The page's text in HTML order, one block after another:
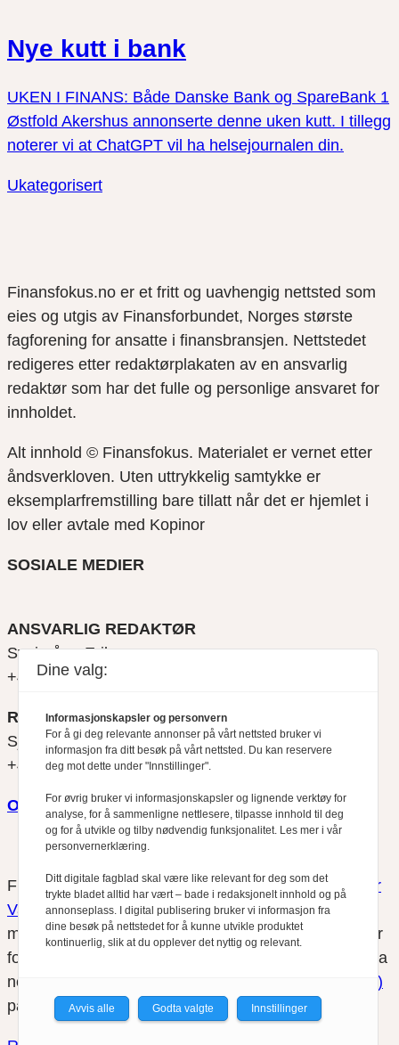
Nye kutt i bank
UKEN I FINANS: Både Danske Bank og SpareBank 1
Østfold Akershus annonserte denne uken kutt. I tillegg
noterer vi at ChatGPT vil ha helsejournalen din.
Ukategorisert
Finansfokus.no er et fritt og uavhengig nettsted som
eies og utgis av Finansforbundet, Norges største
fagforening for ansatte i finansbransjen. Nettstedet
redigeres etter redaktørplakaten av en ansvarlig
redaktør som har det fulle og personlige ansvaret for
innholdet.
Alt innhold © Finansfokus. Materialet er vernet etter
åndsverkloven. Uten uttrykkelig samtykke er
eksemplarfremstilling bare tillatt når det er hjemlet i
lov eller avtale med Kopinor
SOSIALE MEDIER
ANSVARLIG REDAKTØR
Svein Åge Eriksen
+47 900 79 547
REDAKTØR
Sjur Anda
+47 470 34 460
Om oss
Finansfokus arbeider etterRedaktørplakatenog
Vær
Varsom-plakatensregler for god presseskikk, som
medlem av Fagpressen. Finansfokus har ikke ansvar
for innhold på eksterne nettsider som det lenkes til fra
nettsidene. Vi benytter
informasjonskapsler (cookies)
på våre nettsider.
Dine valg:
Informasjonskapsler og personvern
For å gi deg relevante annonser på vårt nettsted bruker vi
informasjon fra ditt besøk på vårt nettsted. Du kan reservere
deg mot dette under "Innstillinger".
For øvrig bruker vi informasjonskapsler og lignende verktøy for
analyse, for å sammenligne nettlesere, tilpasse innhold til deg
og for å utvikle og tilby nødvendig funksjonalitet. Les mer i vår
personvernerklæring.
Ditt digitale fagblad skal være like relevant for deg som det
trykte bladet alltid har vært – bade i redaksjonelt innhold og på
annonseplass. I digital publisering bruker vi informasjon fra
dine besøk på nettstedet for å kunne utvikle produktet
kontinuerlig, slik at du opplever det nyttig og relevant.
Avvis alle Godta valgte Innstillinger